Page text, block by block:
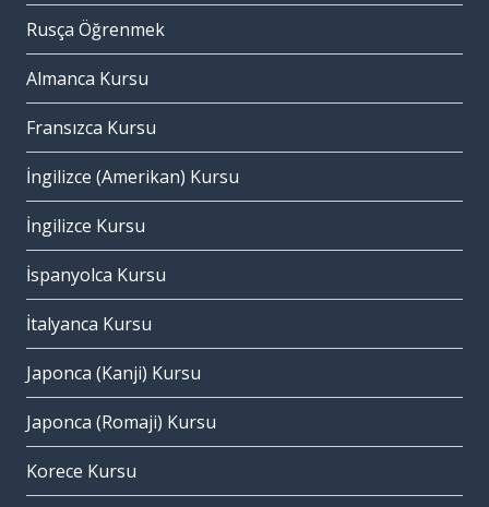
Rusça Öğrenmek
Almanca Kursu
Fransızca Kursu
İngilizce (Amerikan) Kursu
İngilizce Kursu
İspanyolca Kursu
İtalyanca Kursu
Japonca (Kanji) Kursu
Japonca (Romaji) Kursu
Korece Kursu